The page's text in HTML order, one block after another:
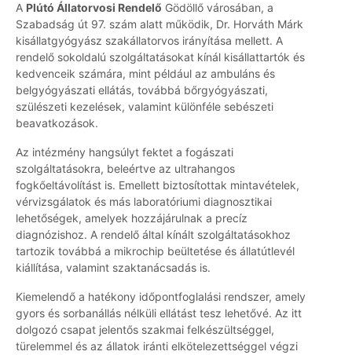
A Plútó Állatorvosi Rendelő Gödöllő városában, a
Szabadság út 97. szám alatt működik, Dr. Horváth Márk
kisállatgyógyász szakállatorvos irányítása mellett. A
rendelő sokoldalú szolgáltatásokat kínál kisállattartók és
kedvenceik számára, mint például az ambuláns és
belgyógyászati ellátás, továbbá bőrgyógyászati,
szülészeti kezelések, valamint különféle sebészeti
beavatkozások.
Az intézmény hangsúlyt fektet a fogászati
szolgáltatásokra, beleértve az ultrahangos
fogkőeltávolítást is. Emellett biztosítottak mintavételek,
vérvizsgálatok és más laboratóriumi diagnosztikai
lehetőségek, amelyek hozzájárulnak a precíz
diagnózishoz. A rendelő által kínált szolgáltatásokhoz
tartozik továbbá a mikrochip beültetése és állatútlevél
kiállítása, valamint szaktanácsadás is.
Kiemelendő a hatékony időpontfoglalási rendszer, amely
gyors és sorbanállás nélküli ellátást tesz lehetővé. Az itt
dolgozó csapat jelentős szakmai felkészültséggel,
türelemmel és az állatok iránti elkötelezettséggel végzi